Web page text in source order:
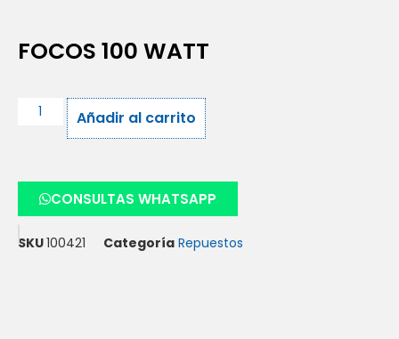
FOCOS 100 WATT
Añadir al carrito
CONSULTAS WHATSAPP
SKU100421 Categoría Repuestos